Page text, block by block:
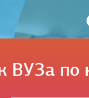
ВУЗа по